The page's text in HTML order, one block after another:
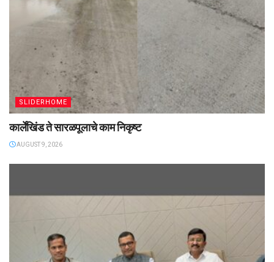
SLIDERHOME
कार्लेखिंड ते सारळपूलाचे काम निकृष्ट
AUGUST 9, 2026